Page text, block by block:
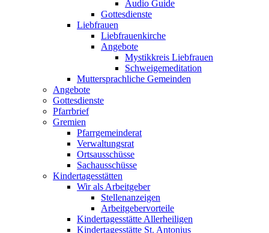
Audio Guide
Gottesdienste
Liebfrauen
Liebfrauenkirche
Angebote
Mystikkreis Liebfrauen
Schweigemeditation
Muttersprachliche Gemeinden
Angebote
Gottesdienste
Pfarrbrief
Gremien
Pfarrgemeinderat
Verwaltungsrat
Ortsausschüsse
Sachausschüsse
Kindertagesstätten
Wir als Arbeitgeber
Stellenanzeigen
Arbeitgebervorteile
Kindertagesstätte Allerheiligen
Kindertagesstätte St. Antonius